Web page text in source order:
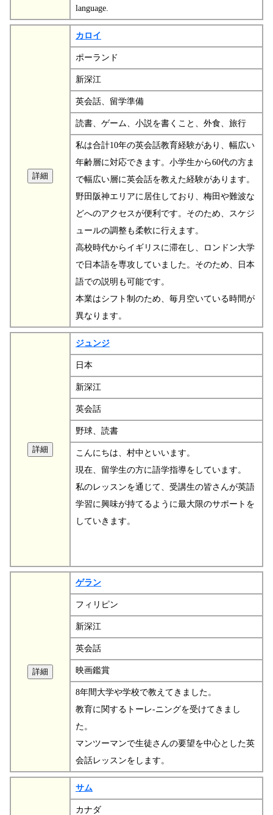
language.
カロイ
ポーランド
新深江
英会話、留学準備
読書、ゲーム、小説を書くこと、外食、旅行
私は合計10年の英会話教育経験があり、幅広い
年齢層に対応できます。小学生から60代の方ま
で幅広い層に英会話を教えた経験があります。
野田阪神エリアに居住しており、梅田や難波な
どへのアクセスが便利です。そのため、スケジ
ュールの調整も柔軟に行えます。
高校時代からイギリスに滞在し、ロンドン大学
で日本語を専攻していました。そのため、日本
語での説明も可能です。
本業はシフト制のため、毎月空いている時間が
異なります。
ジュンジ
日本
新深江
英会話
野球、読書
こんにちは、村中といいます。
現在、留学生の方に語学指導をしています。
私のレッスンを通じて、受講生の皆さんが英語
学習に興味が持てるように最大限のサポートを
していきます。
ゲラン
フィリピン
新深江
英会話
映画鑑賞
8年間大学や学校で教えてきました。
教育に関するトーレ-ニングを受けてきまし
た。
マンツーマンで生徒さんの要望を中心とした英
会話レッスンをします。
サム
カナダ